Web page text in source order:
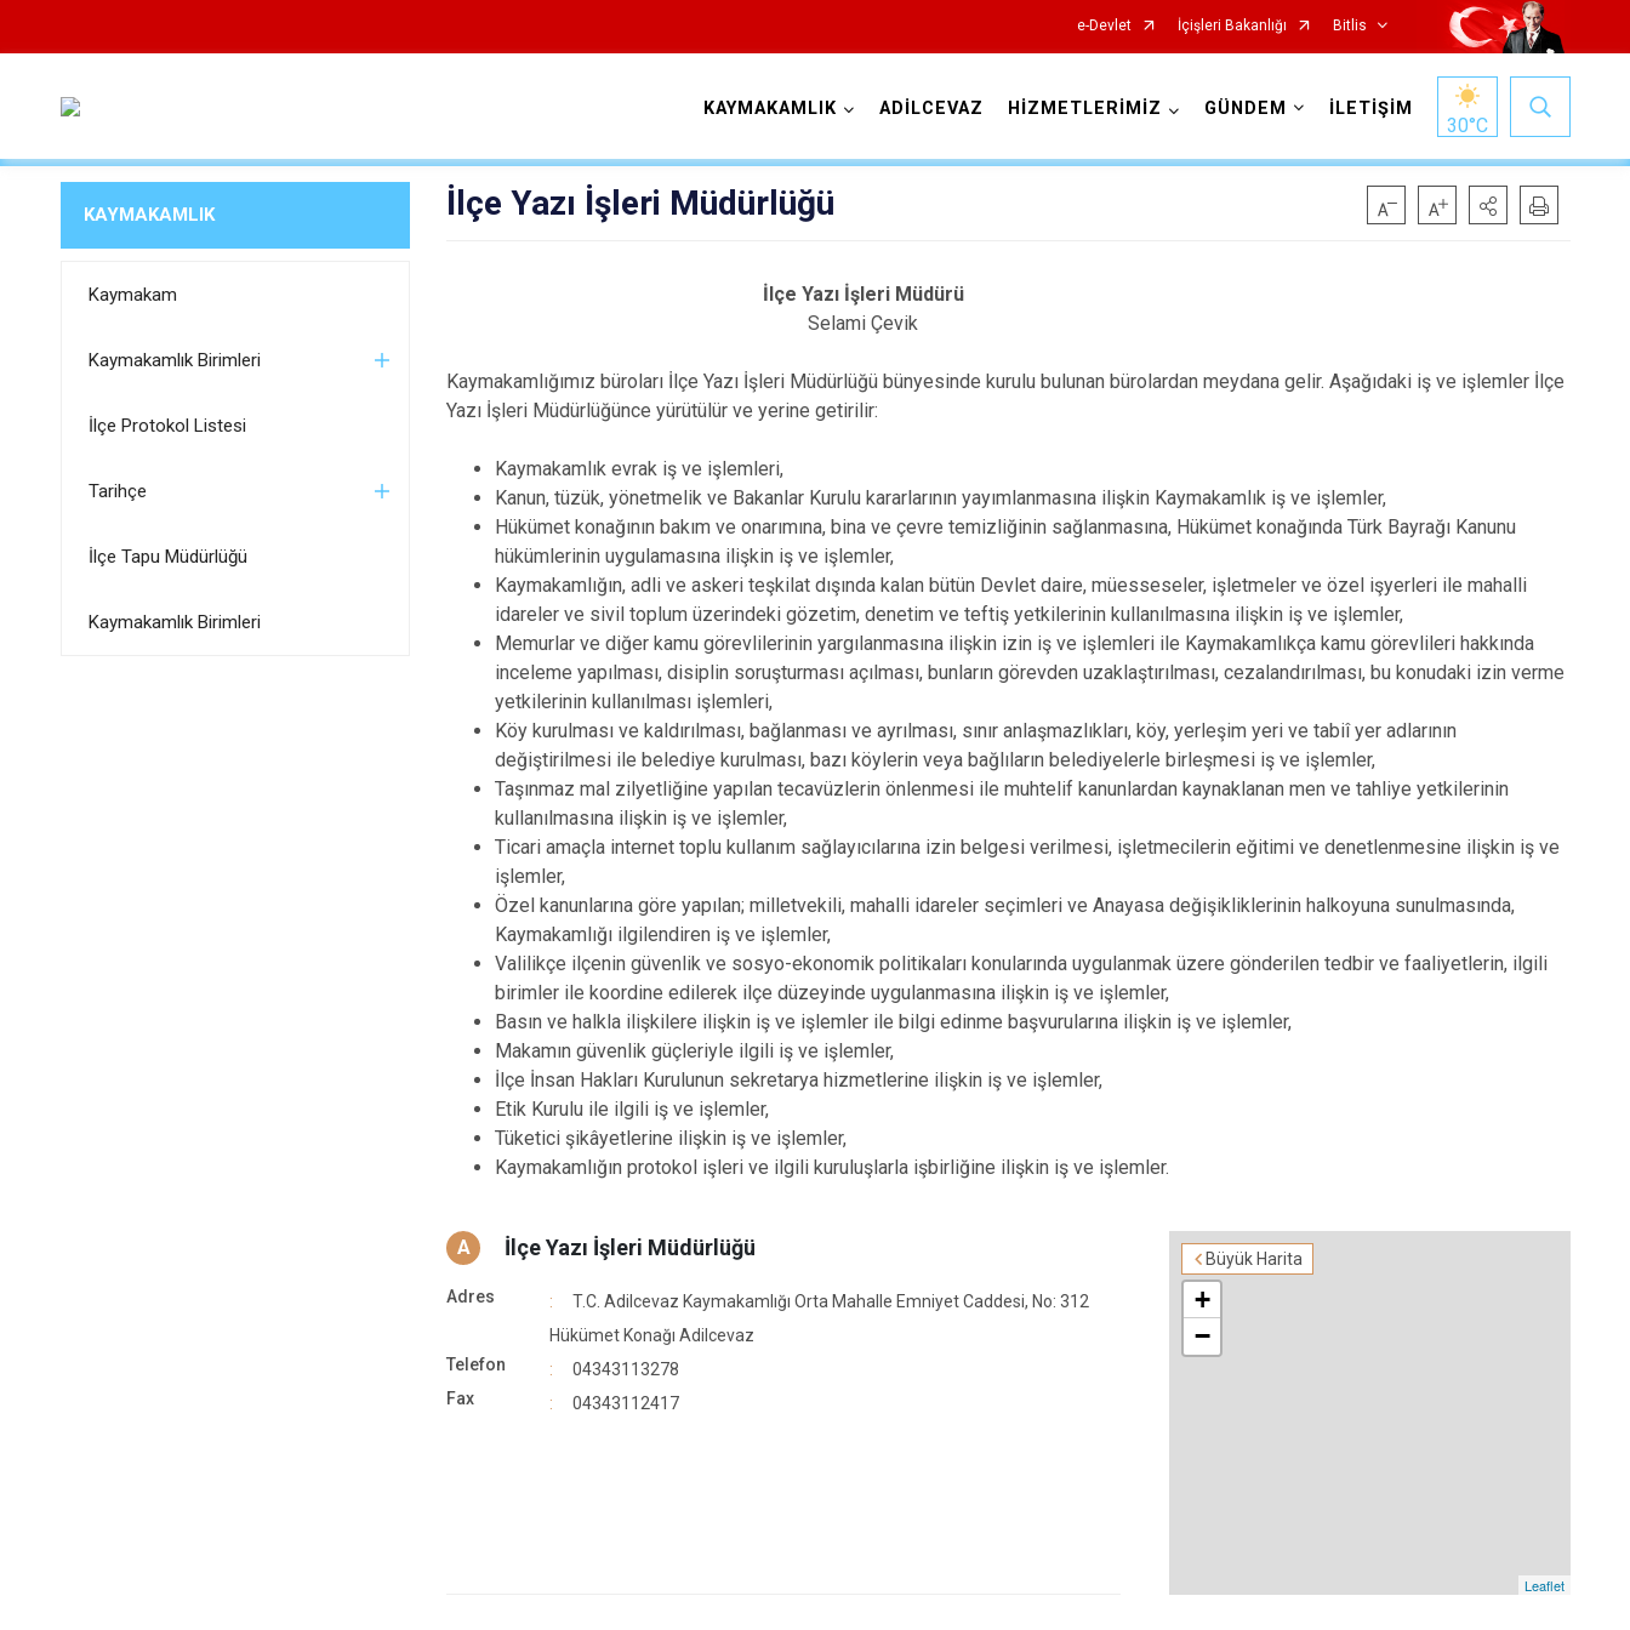
e-Devlet İçişleri Bakanlığı Bitlis
Güroymak
Hizan
Tatvan
KAYMAKAMLIK ADİLCEVAZ HİZMETLERİMİZ GÜNDEM İLETİŞİM
30°C
KAYMAKAMLIK
Kaymakam
Kaymakamlık Birimleri
İlçe Protokol Listesi
Tarihçe
İlçe Tapu Müdürlüğü
Kaymakamlık Birimleri
İlçe Yazı İşleri Müdürlüğü
İlçe Yazı İşleri Müdürü
Selami Çevik
Kaymakamlığımız büroları İlçe Yazı İşleri Müdürlüğü bünyesinde kurulu bulunan bürolardan meydana gelir. Aşağıdaki iş ve işlemler İlçe
Yazı İşleri Müdürlüğünce yürütülür ve yerine getirilir:
Kaymakamlık evrak iş ve işlemleri,
Kanun, tüzük, yönetmelik ve Bakanlar Kurulu kararlarının yayımlanmasına ilişkin Kaymakamlık iş ve işlemler,
Hükümet konağının bakım ve onarımına, bina ve çevre temizliğinin sağlanmasına, Hükümet konağında Türk Bayrağı Kanunu
hükümlerinin uygulamasına ilişkin iş ve işlemler,
Kaymakamlığın, adli ve askeri teşkilat dışında kalan bütün Devlet daire, müesseseler, işletmeler ve özel işyerleri ile mahalli
idareler ve sivil toplum üzerindeki gözetim, denetim ve teftiş yetkilerinin kullanılmasına ilişkin iş ve işlemler,
Memurlar ve diğer kamu görevlilerinin yargılanmasına ilişkin izin iş ve işlemleri ile Kaymakamlıkça kamu görevlileri hakkında
inceleme yapılması, disiplin soruşturması açılması, bunların görevden uzaklaştırılması, cezalandırılması, bu konudaki izin verme
yetkilerinin kullanılması işlemleri,
Köy kurulması ve kaldırılması, bağlanması ve ayrılması, sınır anlaşmazlıkları, köy, yerleşim yeri ve tabiî yer adlarının
değiştirilmesi ile belediye kurulması, bazı köylerin veya bağlıların belediyelerle birleşmesi iş ve işlemler,
Taşınmaz mal zilyetliğine yapılan tecavüzlerin önlenmesi ile muhtelif kanunlardan kaynaklanan men ve tahliye yetkilerinin
kullanılmasına ilişkin iş ve işlemler,
Ticari amaçla internet toplu kullanım sağlayıcılarına izin belgesi verilmesi, işletmecilerin eğitimi ve denetlenmesine ilişkin iş ve
işlemler,
Özel kanunlarına göre yapılan; milletvekili, mahalli idareler seçimleri ve Anayasa değişikliklerinin halkoyuna sunulmasında,
Kaymakamlığı ilgilendiren iş ve işlemler,
Valilikçe ilçenin güvenlik ve sosyo-ekonomik politikaları konularında uygulanmak üzere gönderilen tedbir ve faaliyetlerin, ilgili
birimler ile koordine edilerek ilçe düzeyinde uygulanmasına ilişkin iş ve işlemler,
Basın ve halkla ilişkilere ilişkin iş ve işlemler ile bilgi edinme başvurularına ilişkin iş ve işlemler,
Makamın güvenlik güçleriyle ilgili iş ve işlemler,
İlçe İnsan Hakları Kurulunun sekretarya hizmetlerine ilişkin iş ve işlemler,
Etik Kurulu ile ilgili iş ve işlemler,
Tüketici şikâyetlerine ilişkin iş ve işlemler,
Kaymakamlığın protokol işleri ve ilgili kuruluşlarla işbirliğine ilişkin iş ve işlemler.
Büyük Harita
+
−
Leaflet
A İlçe Yazı İşleri Müdürlüğü
Adres
T.C. Adilcevaz Kaymakamlığı Orta Mahalle Emniyet Caddesi, No: 312
Hükümet Konağı Adilcevaz
Telefon
04343113278
Fax
04343112417